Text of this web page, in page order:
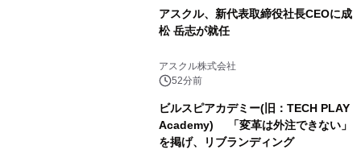
アスクル、新代表取締役社長CEOに成
松 岳志が就任
アスクル株式会社
52分前
ビルスピアカデミー(旧：TECH PLAY
Academy) 「変革は外注できない」
を掲げ、リブランディング